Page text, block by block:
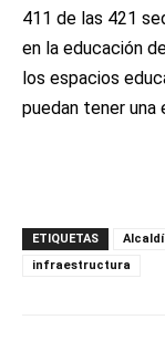
411 de las 421
en la educación
los espacios
puedan tener una
ETIQUETAS
infraestructura